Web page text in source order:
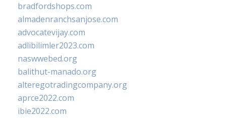
bradfordshops.com
almadenranchsanjose.com
advocatevijay.com
adlibilimler2023.com
naswwebed.org
balithut-manado.org
alteregotradingcompany.org
aprce2022.com
ibie2022.com